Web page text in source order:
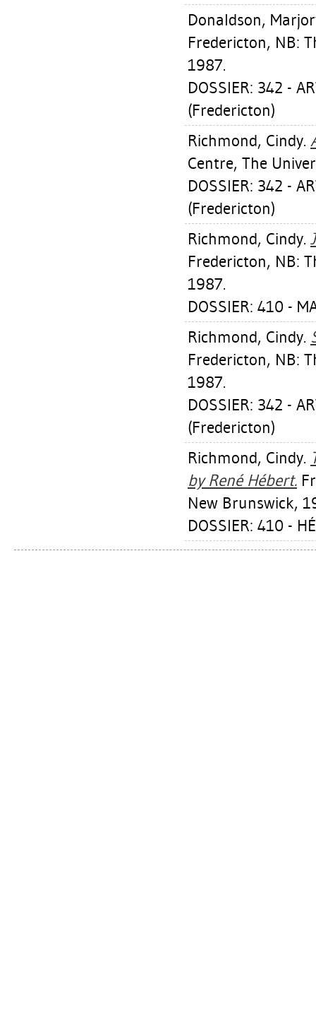
Donaldson,
Fredericton, NB:
1987.
DOSSIER: 342 -
(Fredericton)
Richmond, Cindy.
Centre, The
DOSSIER: 342 -
(Fredericton)
Richmond, Cindy.
Fredericton, NB:
1987.
DOSSIER: 410 -
Richmond, Cindy.
Fredericton, NB:
1987.
DOSSIER: 342 -
(Fredericton)
Richmond, Cindy.
by René Hébert.
New Brunswick,
DOSSIER: 410 -